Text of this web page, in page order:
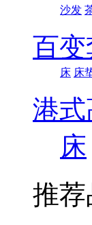
沙发
百变
床 床
港
床
推荐